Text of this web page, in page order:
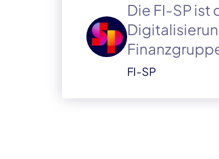
Die FI-SP ist
FI-SP